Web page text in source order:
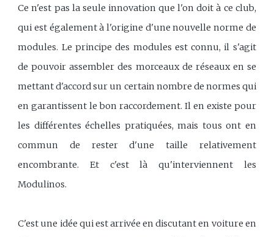
Ce n'est pas la seule innovation que l'on doit à ce club,
qui est également à l'origine d'une nouvelle norme de
modules. Le principe des modules est connu, il s'agit
de pouvoir assembler des morceaux de réseaux en se
mettant d'accord sur un certain nombre de normes qui
en garantissent le bon raccordement. Il en existe pour
les différentes échelles pratiquées, mais tous ont en
commun de rester d'une taille relativement
encombrante. Et c'est là qu'interviennent les
Modulinos.
C'est une idée qui est arrivée en discutant en voiture en